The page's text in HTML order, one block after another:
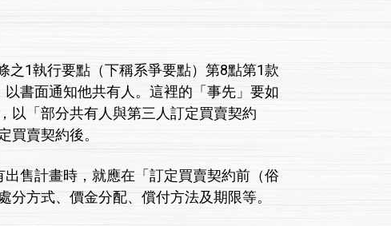
1執行要點（下稱系爭要點）第8點第1款
書面通知他共有人。這裡的「事先」要如
以「部分共有人與第三人訂定買賣契約
買賣契約後。
售計畫時，就應在「訂定買賣契約前（俗
方式、價金分配、償付方法及期限等。